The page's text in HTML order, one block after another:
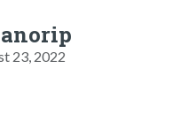
23, 2022